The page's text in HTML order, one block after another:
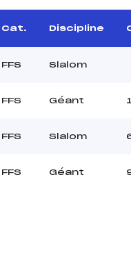
Cat. Discipline
FFS Slalom
FFS Géant
FFS Slalom
FFS Géant